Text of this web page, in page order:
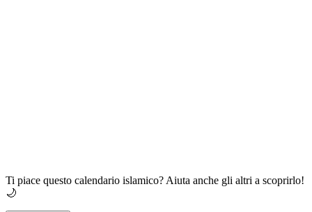
Ti piace questo calendario islamico? Aiuta anche gli altri a scoprirlo!
🌙